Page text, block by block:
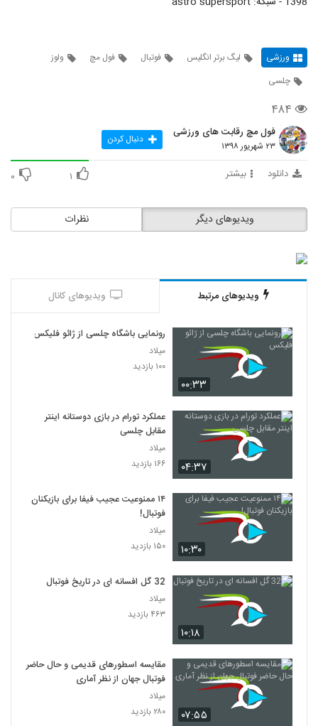
ورزشی لیگ برتر انگلیس فوتبال فول مچ
ولوز
چلسی
۴۸۴
فول مچ رقابت های ورزشی
۲۳ شهریور ۱۳۹۸ دنبال کردن
دانلود بیشتر ۱ ۰
نظرات ویدیوهای دیگر
ویدیوهای مرتبط ویدیوهای کانال
۰۰:۳۳
رونمایی باشگاه چلسی از ژائو فلیکس
میلاد
۱۰۰ بازدید
۰۴:۳۷
عملکرد تورام در بازی دوستانه اینتر
مقابل چلسی
میلاد
۱۶۶ بازدید
۱۰:۳۰
۱۴ ممنوعیت عجیب فیفا برای بازیکنان
فوتبال!
میلاد
۱۵۰ بازدید
۱۰:۱۸
32 گل افسانه ای در تاریخ فوتبال
میلاد
۴۶۳ بازدید
۰۷:۵۵
مقایسه اسطورهای قدیمی و حال حاضر
فوتبال جهان از نظر آماری
میلاد
۲۸۰ بازدید